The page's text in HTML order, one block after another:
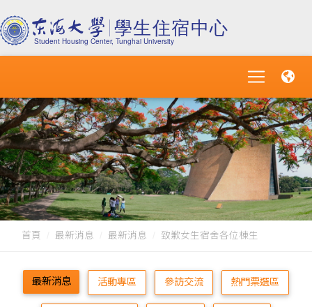
首頁 最新消息 最新消息 致歉女生宿舍各位棟生
最新消息 活動專區 參訪交流 熱門票選區